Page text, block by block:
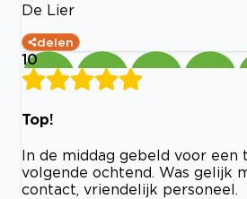
De Lier
delen
10
Top!
In de middag gebeld voor een
volgende ochtend. Was gelijk
contact, vriendelijk personeel.